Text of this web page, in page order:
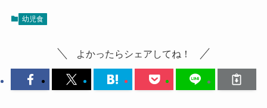
幼児食
よかったらシェアしてね！